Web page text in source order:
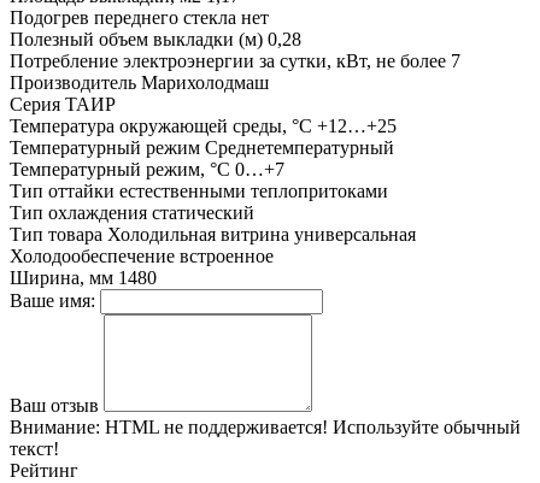
Подогрев переднего стекла нет
Полезный объем выкладки (м) 0,28
Потребление электроэнергии за сутки, кВт, не более 7
Производитель Марихолодмаш
Серия ТАИР
Температура окружающей среды, °С +12…+25
Температурный режим Среднетемпературный
Температурный режим, °С 0…+7
Тип оттайки естественными теплопритоками
Тип охлаждения статический
Тип товара Холодильная витрина универсальная
Холодообеспечение встроенное
Ширина, мм 1480
Ваше имя:
Ваш отзыв
Внимание: HTML не поддерживается! Используйте обычный
текст!
Рейтинг